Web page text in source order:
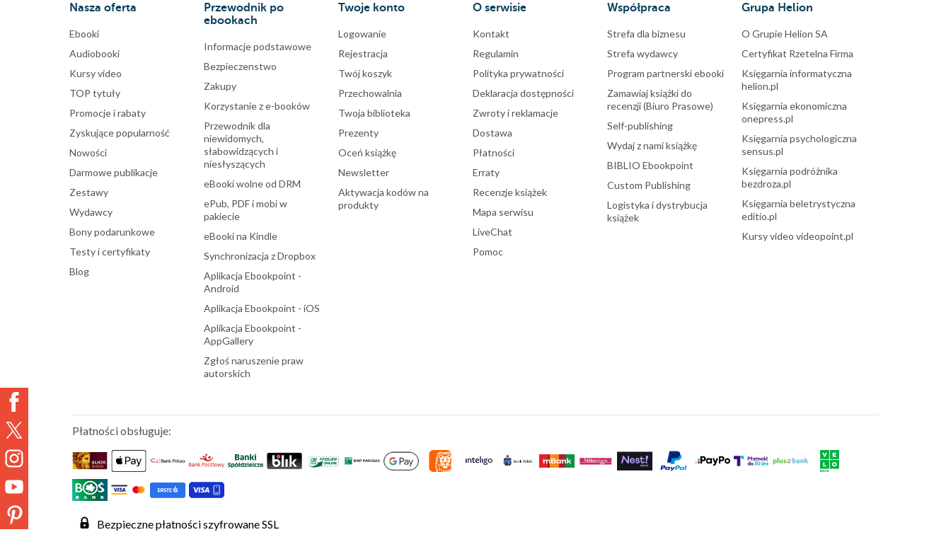
Nasza oferta
Ebooki
Audiobooki
Kursy video
TOP tytuły
Promocje i rabaty
Zyskujące popularność
Nowości
Darmowe publikacje
Zestawy
Wydawcy
Bony podarunkowe
Testy i certyfikaty
Blog
Przewodnik po
ebookach
Informacje podstawowe
Bezpieczenstwo
Zakupy
Korzystanie z e-booków
Przewodnik dla
niewidomych,
słabowidzących i
niesłyszących
eBooki wolne od DRM
ePub, PDF i mobi w
pakiecie
eBooki na Kindle
Synchronizacja z Dropbox
Aplikacja Ebookpoint -
Android
Aplikacja Ebookpoint - iOS
Aplikacja Ebookpoint -
AppGallery
Zgłoś naruszenie praw
autorskich
Twoje konto
Logowanie
Rejestracja
Twój koszyk
Przechowalnia
Twoja biblioteka
Prezenty
Oceń książkę
Newsletter
Aktywacja kodów na
produkty
O serwisie
Kontakt
Regulamin
Polityka prywatności
Deklaracja dostępności
Zwroty i reklamacje
Dostawa
Płatności
Erraty
Recenzje książek
Mapa serwisu
LiveChat
Pomoc
Współpraca
Strefa dla biznesu
Strefa wydawcy
Program partnerski ebooki
Zamawiaj książki do
recenzji (Biuro Prasowe)
Self-publishing
Wydaj z nami książkę
BIBLIO Ebookpoint
Custom Publishing
Logistyka i dystrybucja
książek
Grupa Helion
O Grupie Helion SA
Certyfikat Rzetelna Firma
Księgarnia informatyczna
helion.pl
Księgarnia ekonomiczna
onepress.pl
Księgarnia psychologiczna
sensus.pl
Księgarnia podróżnika
bezdroza.pl
Księgarnia beletrystyczna
editio.pl
Kursy video videopoint.pl
Płatności obsługuje:
Bezpieczne płatności szyfrowane SSL